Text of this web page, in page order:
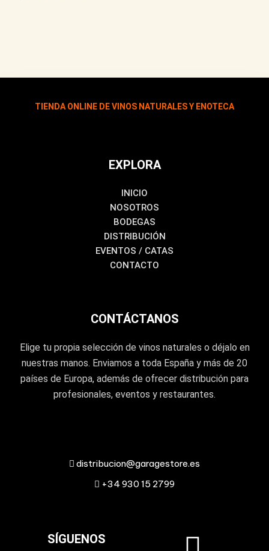
TIENDA ONLINE DE VINOS NATURALES Y ENOTECA
EXPLORA
INICIO
NOSOTROS
BODEGAS
DISTRIBUCIÓN
EVENTOS / CATAS
CONTACTO
CONTÁCTANOS
Elige tu propia selección de vinos naturales o déjalo en
nuestras manos. Enviamos a toda España y más de 20
países de Europa, además de ofrecer distribución para
profesionales, eventos y restaurantes.
distribucion@garagestore.es
+34 930 15 2799
SÍGUENOS